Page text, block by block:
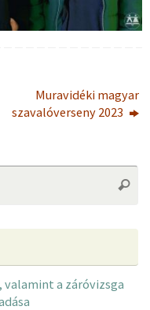
Muravidéki magyar
szavalóverseny 2023
valamint a záróvizsga